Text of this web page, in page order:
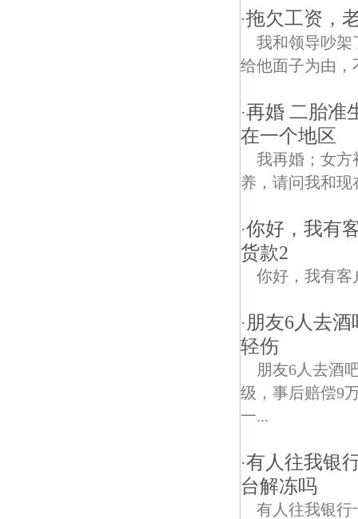
·拖欠工资，
我和领导吵架
给他面子为由，
·再婚 二胎准
在一个地区
我再婚；女方
养，请问我和
·你好，我有
货款2
你好，我有客
· 朋友6人去
轻伤
朋友6人去酒
级，事后赔偿9
一...
·有人往我银
台解冻吗
有人往我银行